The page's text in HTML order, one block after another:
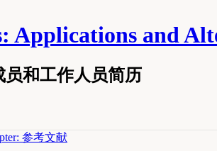
Applications and
员和工作人员简历
参考文献